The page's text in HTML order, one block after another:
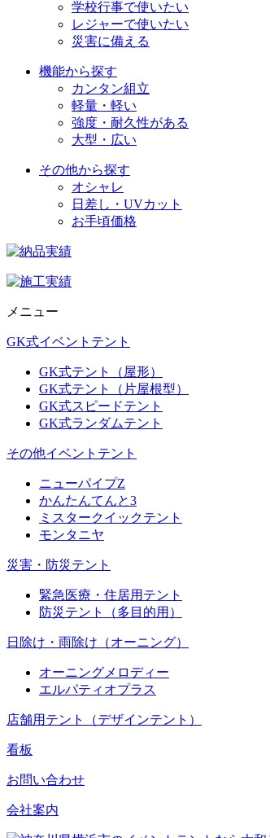
学校行事で使いたい
レジャーで使いたい
災害に備える
機能から探す
カンタン組立
軽量・軽い
強度・耐久性がある
大型・広い
その他から探す
オシャレ
日差し・UVカット
お手頃価格
メニュー
GK式イベントテント
GK式テント（屋形）
GK式テント（片屋根型）
GK式スピードテント
GK式ランダムテント
その他イベントテント
ニューパイプZ
かんたんてんと3
ミスタークイックテント
モンタニヤ
災害・防災テント
緊急医療・住居用テント
防災テント（多目的用）
日除け・雨除け（オーニング）
オーニングメロディー
エルパティオプラス
店舗用テント（デザインテント）
看板
お問い合わせ
会社案内